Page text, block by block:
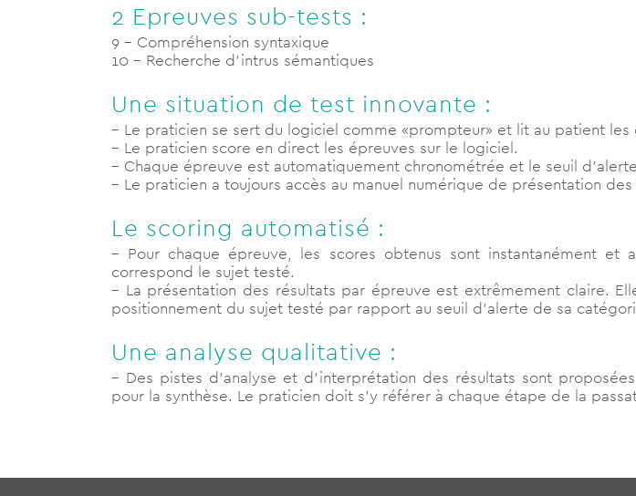
2 Epreuves sub-tests :
9 – Compréhension syntaxique
10 – Recherche d’intrus sémantiques
Une situation de test innovante :
– Le praticien se sert du logiciel comme «prompteur» et lit au patient les
– Le praticien score en direct les épreuves sur le logiciel.
– Chaque épreuve est automatiquement chronométrée et le seuil
– Le praticien a toujours accès au manuel numérique de présentation
Le scoring automatisé :
– Pour chaque épreuve, les scores obtenus sont instantanément
correspond le sujet testé.
– La présentation des résultats par épreuve est extrêmement claire.
positionnement du sujet testé par rapport au seuil d’alerte de sa
Une analyse qualitative :
– Des pistes d’analyse et d’interprétation des résultats sont
pour la synthèse. Le praticien doit s’y référer à chaque étape de la